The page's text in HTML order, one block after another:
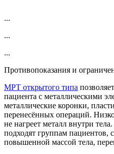
...
...
...
Противопоказания и
МРТ открытого типа
пациента с металлическими
металлические коронки,
перенесённых операций.
не нагреет металл внутри
подходят группам пациентов,
повышенной массой тела,